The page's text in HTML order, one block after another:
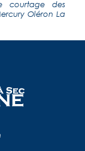
courtage des
Oléron La